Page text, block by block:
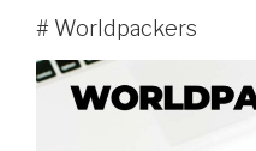
# Worldpackers